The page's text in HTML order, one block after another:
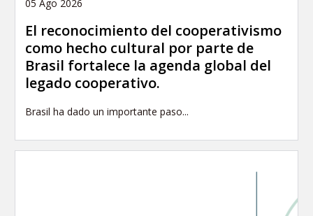
05 Ago 2026
El reconocimiento del cooperativismo
como hecho cultural por parte de
Brasil fortalece la agenda global del
legado cooperativo.
Brasil ha dado un importante paso...